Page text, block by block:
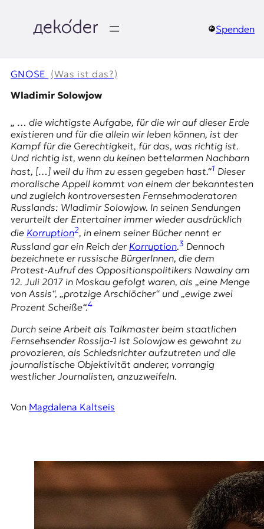
springen
e
k
o
d
e
r
|
D
E
K
O
D
E
R
W
Spenden
GNOSE (Was ist das?)
Wladimir Solowjow
„ … die wichtigste Aufgabe, für die wir auf dieser Erde
existieren und für die allein wir leben können, ist der
Kampf für die Gerechtigkeit, für das, was richtig ist.
Und richtig ist, wenn du keinen bettelarmen Nachbarn
hast, […] weil du ihm zu essen gegeben hast.“1 Dieser
moralische Appell kommt von einem der bekanntesten
und zugleich kontroversesten Fernsehmoderatoren
Russlands: Wladimir Solowjow. In seinen Sendungen
verurteilt der Entertainer immer wieder ausdrücklich
die Korruption2, in einem seiner Bücher nennt er
Russland gar ein Reich der Korruption.3 Dennoch
bezeichnete er russische BürgerInnen, die dem
Protest-Aufruf des Oppositionspolitikers Nawalny am
12. Juli 2017 in Moskau gefolgt waren, als „eine Menge
von Assis“, „protzige Arschlöcher“ und „ewige zwei
Prozent Scheiße“.4
Durch seine Arbeit als Talkmaster beim staatlichen
Fernsehsender Rossija-1 ist Solowjow es gewohnt zu
provozieren, als Schiedsrichter aufzutreten und die
journalistische Objektivität anderer, vorrangig
westlicher Journalisten, anzuzweifeln.
Von Magdalena Kaltseis